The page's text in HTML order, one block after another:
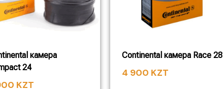
камера
24
KZT
Continental камера Race 28
4 900 KZT